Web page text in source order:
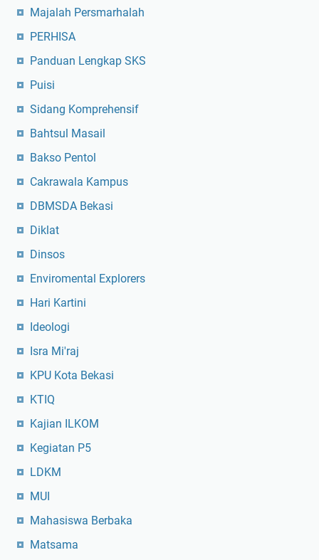
Majalah Persmarhalah
PERHISA
Panduan Lengkap SKS
Puisi
Sidang Komprehensif
Bahtsul Masail
Bakso Pentol
Cakrawala Kampus
DBMSDA Bekasi
Diklat
Dinsos
Enviromental Explorers
Hari Kartini
Ideologi
Isra Mi'raj
KPU Kota Bekasi
KTIQ
Kajian ILKOM
Kegiatan P5
LDKM
MUI
Mahasiswa Berbaka
Matsama